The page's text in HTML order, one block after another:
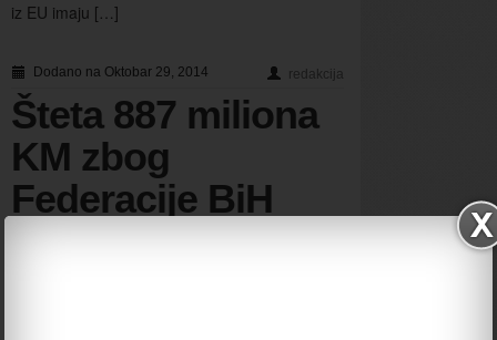
iz EU imaju […]
Dodano na Oktobar 29, 2014 redakcija
Šteta 887 miliona
KM zbog
Federacije BiH